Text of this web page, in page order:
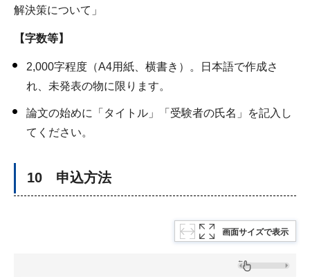
解決策について」
【字数等】
2,000字程度（A4用紙、横書き）。日本語で作成さ
れ、未発表の物に限ります。
論文の始めに「タイトル」「受験者の氏名」を記入し
てください。
10 申込方法
画面サイズで表示